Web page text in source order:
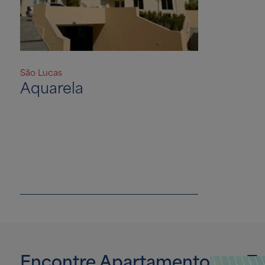
São Lucas
Aquarela